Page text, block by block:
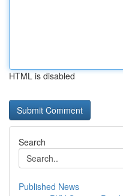
HTML is disabled
Search
Published News